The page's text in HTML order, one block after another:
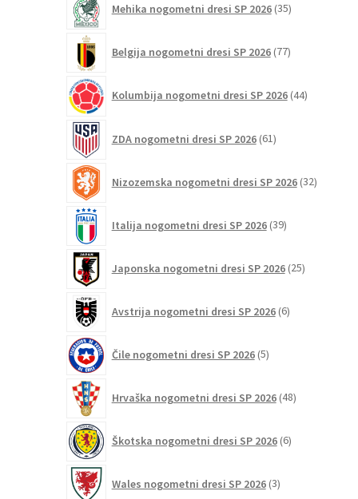
Mehika nogometni dresi SP 2026 35izdelkov
Belgija nogometni dresi SP 2026 77izdelkov
Kolumbija nogometni dresi SP 2026 44izdelkov
ZDA nogometni dresi SP 2026 61izdelkov
Nizozemska nogometni dresi SP 2026 32izdelkov
Italija nogometni dresi SP 2026 39izdelkov
Japonska nogometni dresi SP 2026 25izdelkov
Avstrija nogometni dresi SP 2026 6izdelkov
Čile nogometni dresi SP 2026 5izdelkov
Hrvaška nogometni dresi SP 2026 48izdelkov
Škotska nogometni dresi SP 2026 6izdelkov
Wales nogometni dresi SP 2026 3izdelki